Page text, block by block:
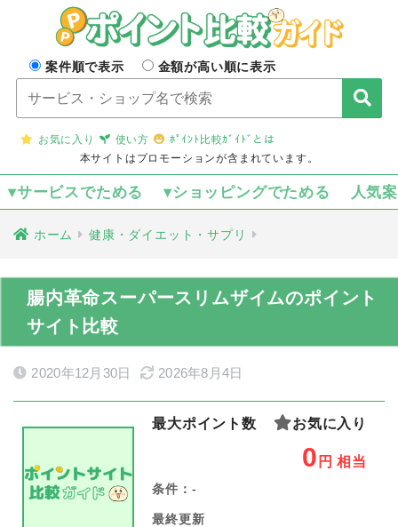
案件順で表示 金額が高い順に表示
お気に入り 使い方
ﾎﾟｲﾝﾄ比較ｶﾞｲﾄﾞとは
本サイトはプロモーションが含まれています。
▾サービスでためる ▾ショッピングでためる 人気
ホーム 健康・ダイエット・サプリ
腸内革命スーパースリムザイムのポイント
サイト比較
2020年12月30日 2026年8月4日
最大ポイント数 お気に入り
0 円 相当
条件： -
最終更新